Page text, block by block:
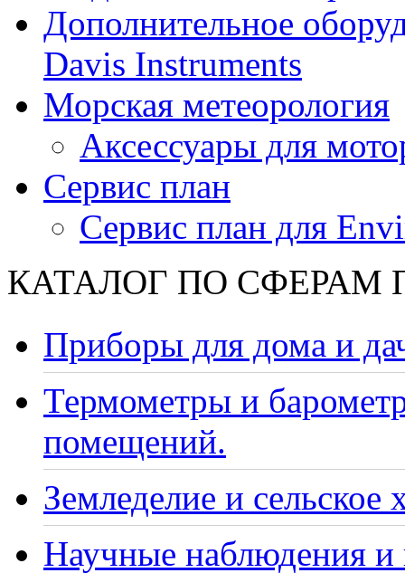
Дополнительное
Davis Instruments
Морская метеорология
Аксессуары для
Сервис план
Сервис план для
КАТАЛОГ ПО СФЕРАМ
Приборы для дома и
Термометры и
помещений.
Земледелие и сельское
Научные наблюдения и